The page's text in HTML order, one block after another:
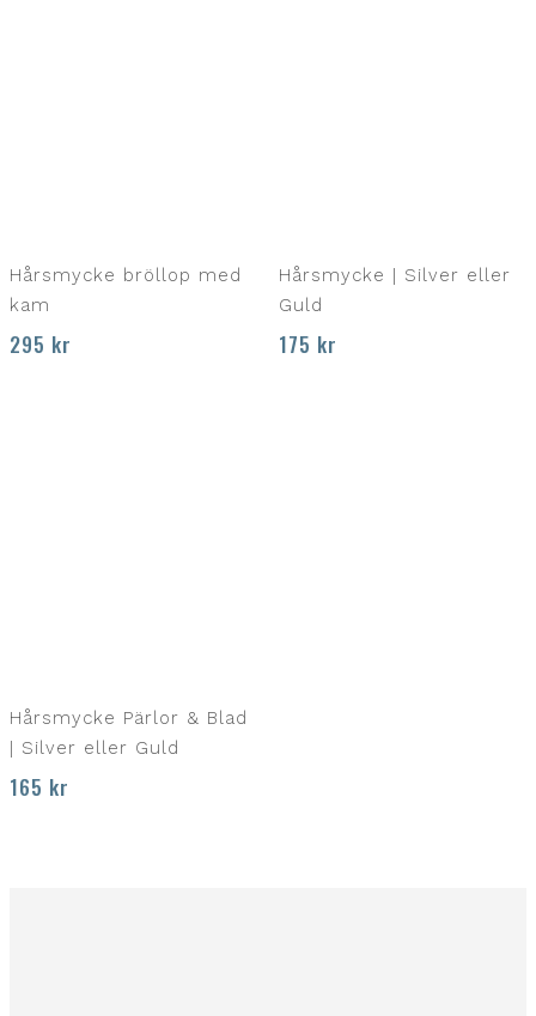
Hårsmycke bröllop med
kam
295 kr
Hårsmycke | Silver eller
Guld
175 kr
Hårsmycke Pärlor & Blad
| Silver eller Guld
165 kr